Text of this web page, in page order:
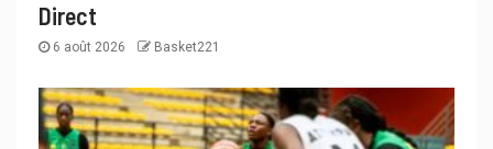
Direct
6 août 2026 Basket221